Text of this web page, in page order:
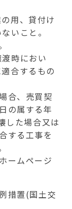
用、貸付け
いこと。
時におい
合するもの
合、売買契
の属する年
した場合又は
する工事を
ームページ
措置(国土交